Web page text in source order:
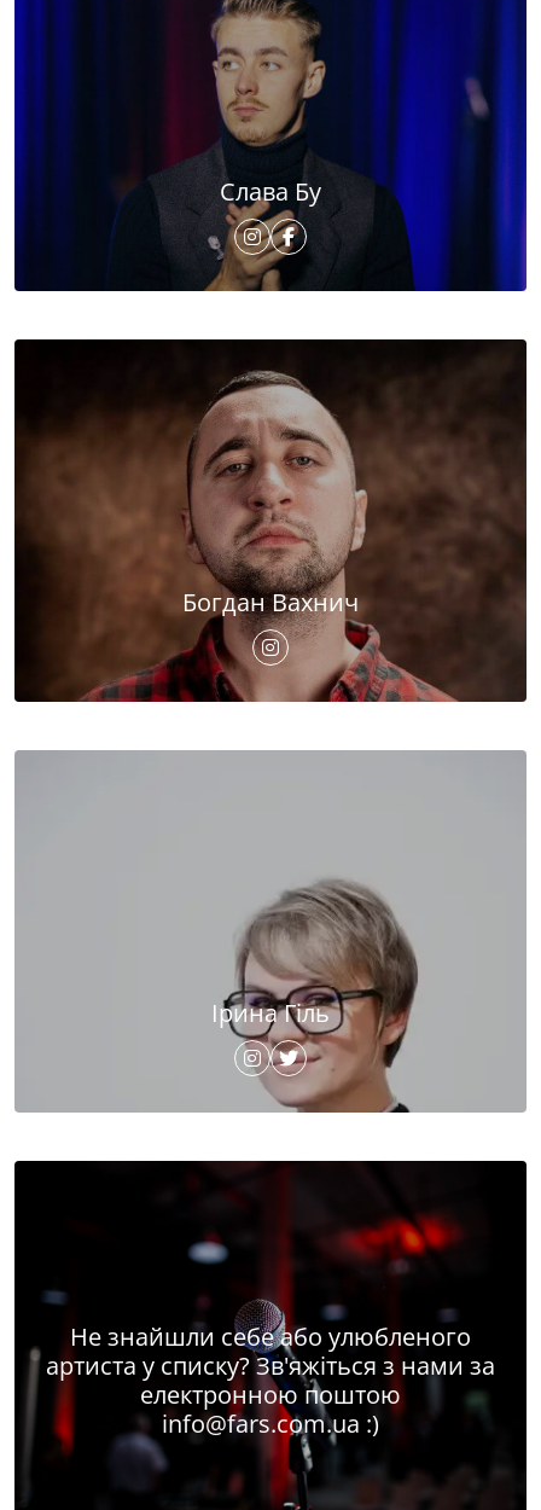
Слава Бу
Богдан Вахнич
Ірина Гіль
Не знайшли себе або улюбленого
артиста у списку? Зв'яжіться з нами за
електронною поштою
info@fars.com.ua :)